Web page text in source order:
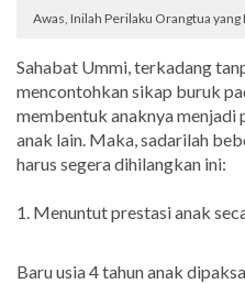
Awas, Inilah Perilaku Orangtua
Sahabat Ummi, terkadang
mencontohkan sikap buruk
membentuk anaknya
anak lain. Maka, sadarilah
harus segera dihilangkan ini:
1. Menuntut prestasi anak
Baru usia 4 tahun anak